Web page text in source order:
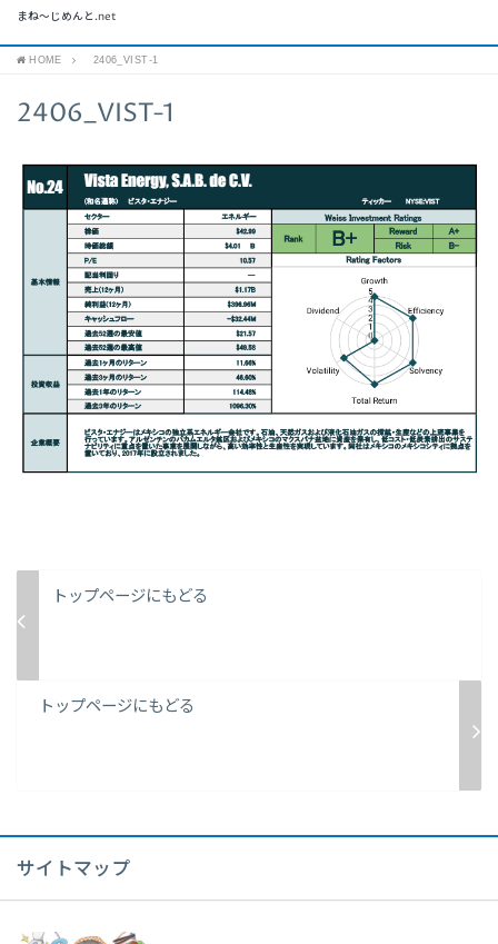
まね～じめんと.net
HOME 2406_VIST-1
2406_VIST-1
トップページにもどる
トップページにもどる
サイトマップ